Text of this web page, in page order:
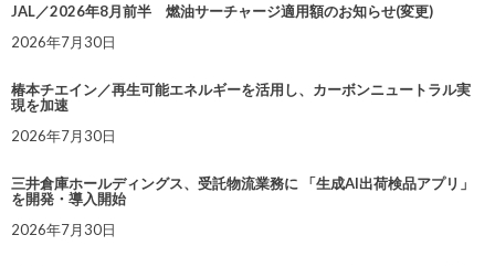
JAL／2026年8月前半 燃油サーチャージ適用額のお知らせ(変更)
2026年7月30日
椿本チエイン／再生可能エネルギーを活用し、カーボンニュートラル実
現を加速
2026年7月30日
三井倉庫ホールディングス、受託物流業務に 「生成AI出荷検品アプリ」
を開発・導入開始
2026年7月30日